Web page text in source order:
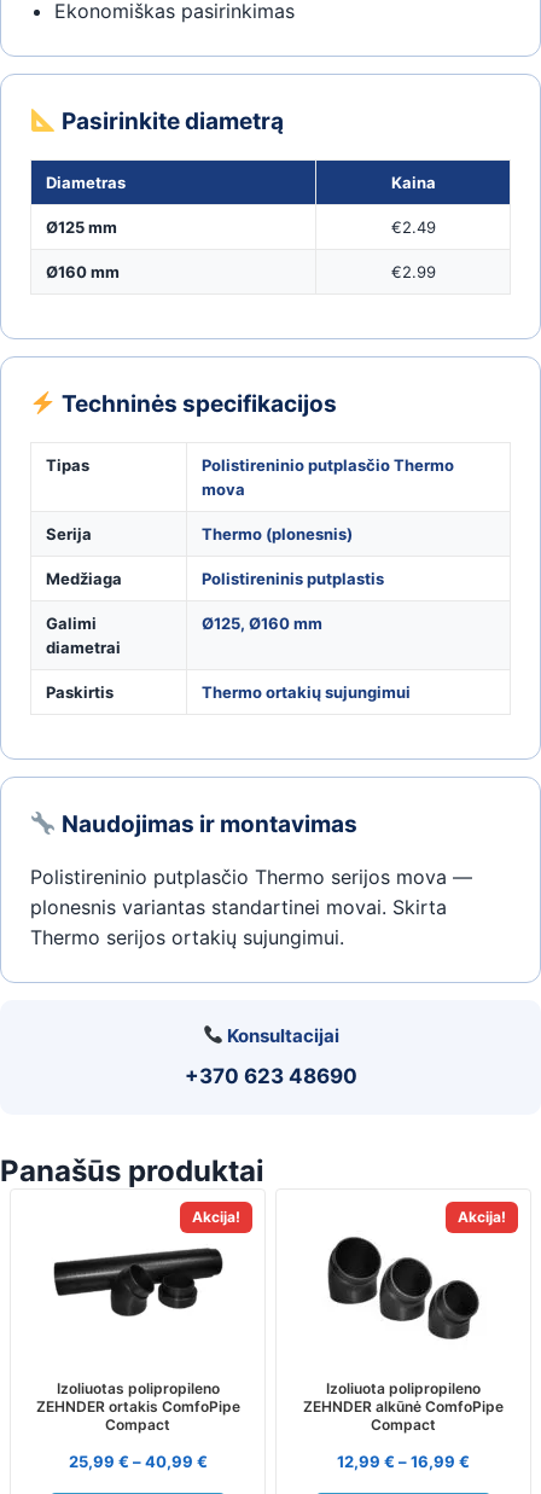
Ekonomiškas pasirinkimas
Pasirinkite diametrą
Diametras Kaina
Ø125 mm €2.49
Ø160 mm €2.99
Techninės specifikacijos
Tipas
Polistireninio putplasčio Thermo
mova
Serija Thermo (plonesnis)
Medžiaga Polistireninis putplastis
Galimi
diametrai
Ø125, Ø160 mm
Paskirtis Thermo ortakių sujungimui
Naudojimas ir montavimas
Polistireninio putplasčio Thermo serijos mova —
plonesnis variantas standartinei movai. Skirta
Thermo serijos ortakių sujungimui.
Konsultacijai
+370 623 48690
Panašūs produktai
Akcija!
Izoliuotas polipropileno
ZEHNDER ortakis ComfoPipe
Compact
25,99 € – 40,99 €
product
has
multiple
variants.
may
be
chosen
on
Akcija!
Izoliuota polipropileno
ZEHNDER alkūnė ComfoPipe
Compact
12,99 € –16,99 €
has
multiple
variants.
The
may
be
chosen
on